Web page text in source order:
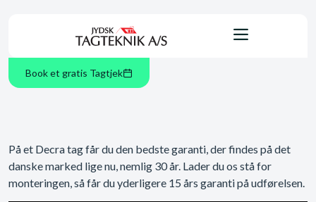
Book et gratis Tagtjek
På et Decra tag får du den bedste garanti, der findes på det
danske marked lige nu, nemlig 30 år. Lader du os stå for
monteringen, så får du yderligere 15 års garanti på udførelsen.